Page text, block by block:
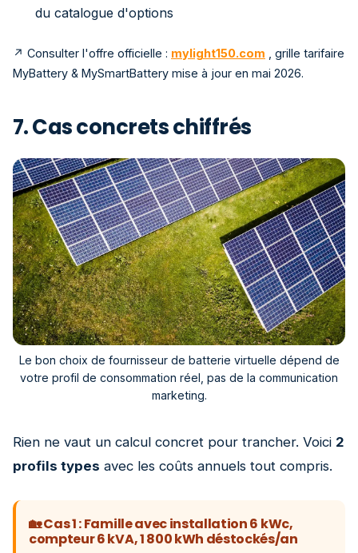
du catalogue d'options
↗ Consulter l'offre officielle : mylight150.com , grille tarifaire
MyBattery & MySmartBattery mise à jour en mai 2026.
7. Cas concrets chiffrés
Le bon choix de fournisseur de batterie virtuelle dépend de
votre profil de consommation réel, pas de la communication
marketing.
Rien ne vaut un calcul concret pour trancher. Voici 2
profils types avec les coûts annuels tout compris.
🏡 Cas 1 : Famille avec installation 6 kWc,
compteur 6 kVA, 1 800 kWh déstockés/an